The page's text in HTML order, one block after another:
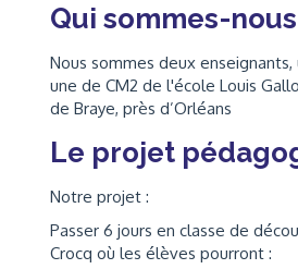
Qui sommes-nous
Nous sommes deux enseignants,
une de CM2 de l'école Louis
de Braye, près d’Orléans
Le projet
Notre projet :
Passer 6 jours en classe de
Crocq où les élèves pourront :